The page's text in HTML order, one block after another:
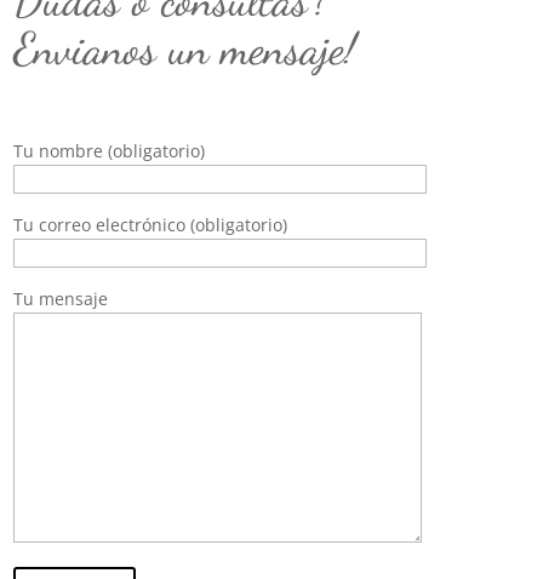
Envianos un mensaje!
Tu nombre (obligatorio)
Tu correo electrónico (obligatorio)
Tu mensaje